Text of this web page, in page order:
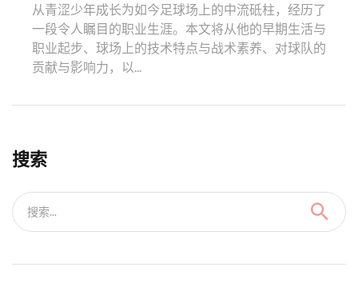
从青涩少年成长为如今足球场上的中流砥柱，经历了
一段令人瞩目的职业生涯。本文将从他的早期生活与
职业起步、球场上的技术特点与战术素养、对球队的
贡献与影响力，以...
搜索
搜索...